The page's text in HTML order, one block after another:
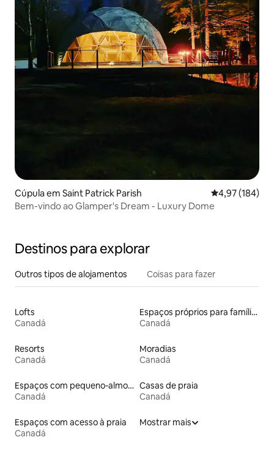
Cúpula em Saint Patrick Parish Classificação
4,97 (184)
Bem-vindo ao Glamper's Dream - Luxury Dome
Destinos para explorar
Outros tipos de alojamentos Coisas para fazer
Lofts
Canadá
Espaços próprios para famílias
Canadá
Resorts
Canadá
Moradias
Canadá
Espaços com pequeno-almoço
Canadá
Casas de praia
Canadá
Espaços com acesso à praia
Canadá
Mostrar mais